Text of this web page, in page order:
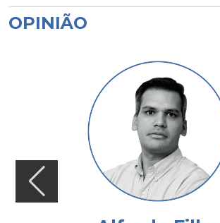
OPINIÃO